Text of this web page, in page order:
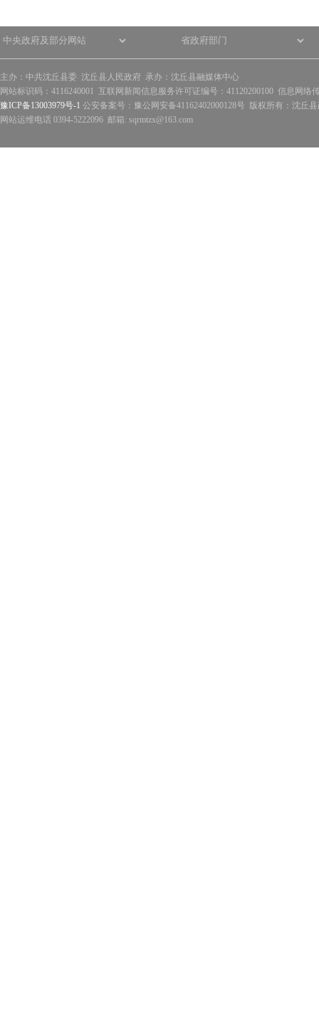
主办：中共沈丘县委 沈丘县人民政府 承办：沈丘县融媒体中心
网站标识码：4116240001 互联网新闻信息服务许可证编号：41120200100 信息网络
豫ICP备13003979号-1 公安备案号：豫公网安备41162402000128号 版权所有：沈丘
网站运维电话 0394-5222096 邮箱: sqrmtzx@163.com